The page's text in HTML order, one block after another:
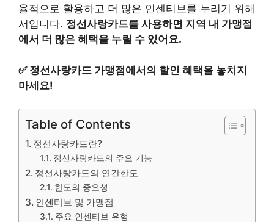
율적으로 활용하고 더 많은 인센티브를 누리기 위해
서입니다. 정선사랑카드를 사용하면 지역 내 가맹점
에서 더 많은 혜택을 누릴 수 있어요.
✅ 정선사랑카드 가맹점에서의 할인 혜택을 놓치지
마세요!
Table of Contents
정선사랑카드란?
정선사랑카드의 주요 기능
정선사랑카드의 연간한도
한도의 중요성
인센티브 및 가맹점
주요 인센티브 유형